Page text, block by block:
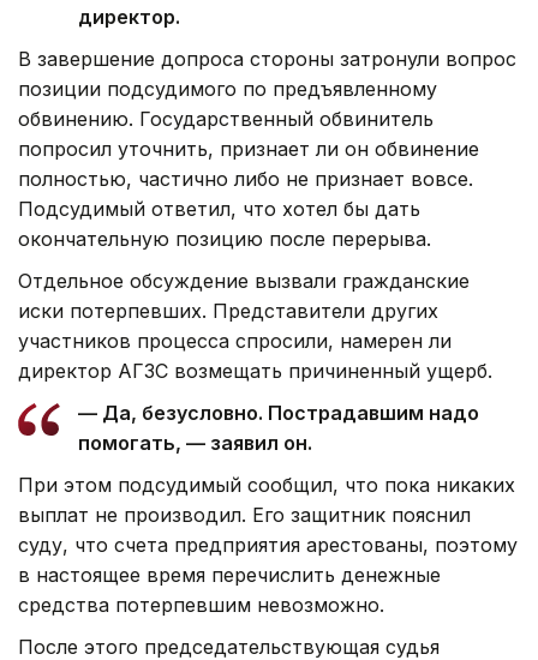
директор.
В завершение допроса стороны затронули вопрос
позиции подсудимого по предъявленному
обвинению. Государственный обвинитель
попросил уточнить, признает ли он обвинение
полностью, частично либо не признает вовсе.
Подсудимый ответил, что хотел бы дать
окончательную позицию после перерыва.
Отдельное обсуждение вызвали гражданские
иски потерпевших. Представители других
участников процесса спросили, намерен ли
директор АГЗС возмещать причиненный ущерб.
— Да, безусловно. Пострадавшим надо
помогать, — заявил он.
При этом подсудимый сообщил, что пока никаких
выплат не производил. Его защитник пояснил
суду, что счета предприятия арестованы, поэтому
в настоящее время перечислить денежные
средства потерпевшим невозможно.
После этого председательствующая судья